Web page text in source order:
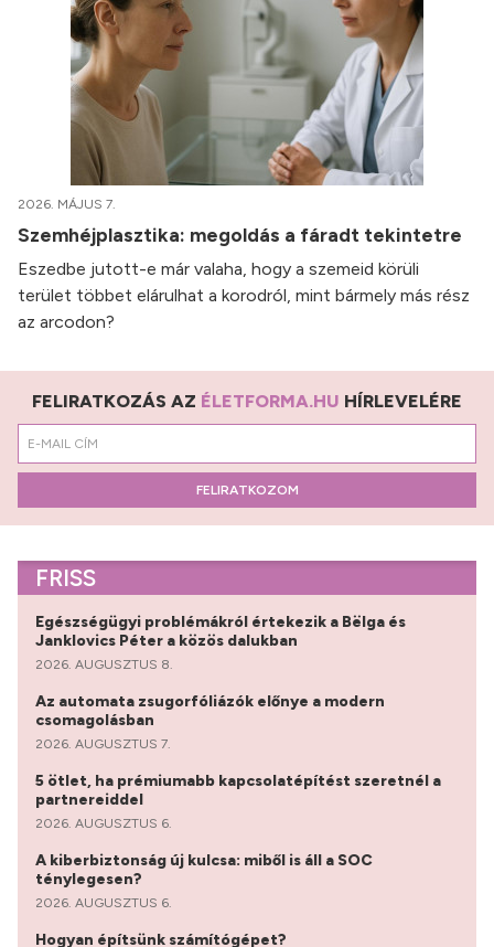
2026. MÁJUS 7.
Szemhéjplasztika: megoldás a fáradt tekintetre
Eszedbe jutott-e már valaha, hogy a szemeid körüli
terület többet elárulhat a korodról, mint bármely más rész
az arcodon?
FELIRATKOZÁS AZ ÉLETFORMA.HU HÍRLEVELÉRE
FELIRATKOZOM
FRISS
Egészségügyi problémákról értekezik a Bëlga és
Janklovics Péter a közös dalukban
2026. AUGUSZTUS 8.
Az automata zsugorfóliázók előnye a modern
csomagolásban
2026. AUGUSZTUS 7.
5 ötlet, ha prémiumabb kapcsolatépítést szeretnél a
partnereiddel
2026. AUGUSZTUS 6.
A kiberbiztonság új kulcsa: miből is áll a SOC
ténylegesen?
2026. AUGUSZTUS 6.
Hogyan építsünk számítógépet?